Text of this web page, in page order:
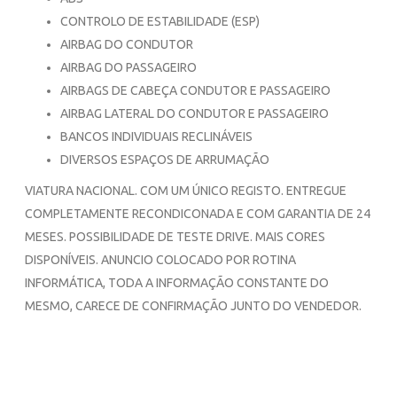
CONTROLO DE ESTABILIDADE (ESP)
AIRBAG DO CONDUTOR
AIRBAG DO PASSAGEIRO
AIRBAGS DE CABEÇA CONDUTOR E PASSAGEIRO
AIRBAG LATERAL DO CONDUTOR E PASSAGEIRO
BANCOS INDIVIDUAIS RECLINÁVEIS
DIVERSOS ESPAÇOS DE ARRUMAÇÃO
VIATURA NACIONAL. COM UM ÚNICO REGISTO. ENTREGUE
COMPLETAMENTE RECONDICONADA E COM GARANTIA DE 24
MESES. POSSIBILIDADE DE TESTE DRIVE. MAIS CORES
DISPONÍVEIS. ANUNCIO COLOCADO POR ROTINA
INFORMÁTICA, TODA A INFORMAÇÃO CONSTANTE DO
MESMO, CARECE DE CONFIRMAÇÃO JUNTO DO VENDEDOR.